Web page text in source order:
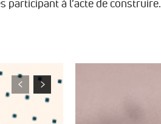
à l’acte de construire.